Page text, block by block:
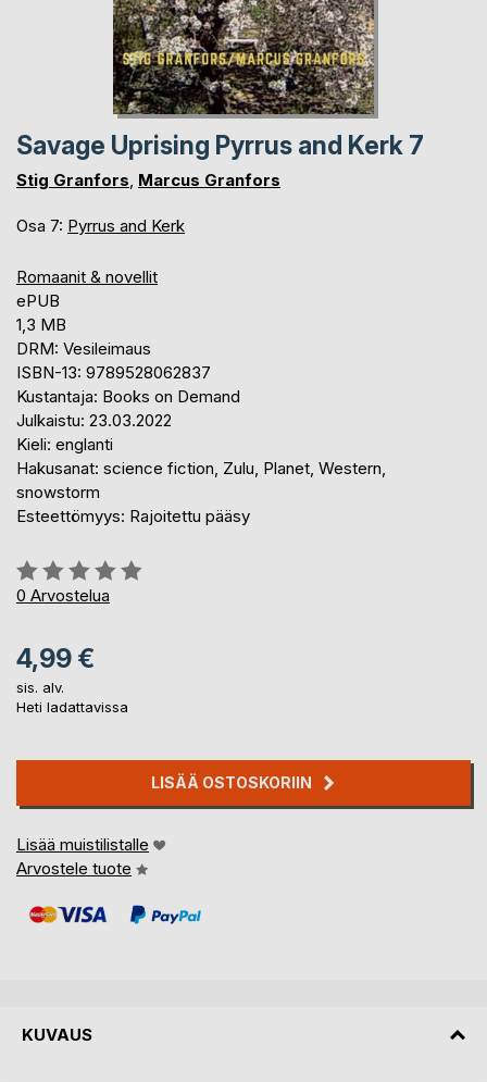
Savage Uprising Pyrrus and Kerk 7
Stig Granfors, Marcus Granfors
Osa 7: Pyrrus and Kerk
Romaanit & novellit
ePUB
1,3 MB
DRM: Vesileimaus
ISBN-13: 9789528062837
Kustantaja: Books on Demand
Julkaistu: 23.03.2022
Kieli: englanti
Hakusanat: science fiction, Zulu, Planet, Western,
snowstorm
Esteettömyys: Rajoitettu pääsy
Arvostelu::
0%
0 Arvostelua
4,99 €
sis. alv.
Heti ladattavissa
LISÄÄ OSTOSKORIIN
Lisää muistilistalle
Arvostele tuote
KUVAUS